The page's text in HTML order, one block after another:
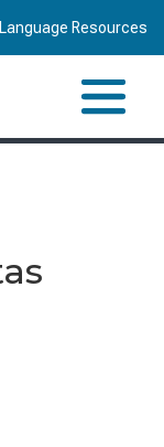
Language Resources